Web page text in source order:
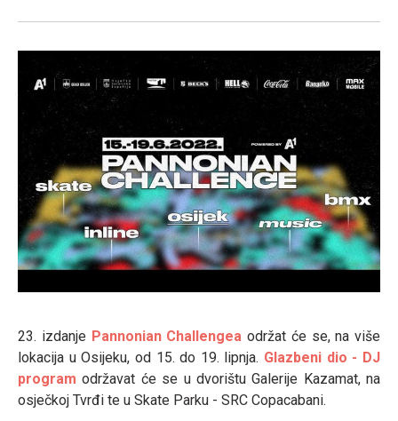
23. izdanje Pannonian Challengea održat će se, na više
lokacija u Osijeku, od 15. do 19. lipnja. Glazbeni dio - DJ
program održavat će se u dvorištu Galerije Kazamat, na
osječkoj Tvrđi te u Skate Parku - SRC Copacabani.